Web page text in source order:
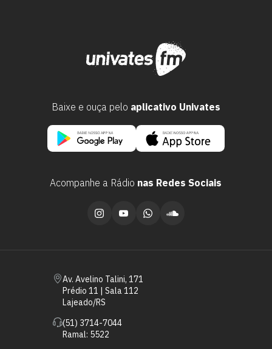
Av. Avelino Talini, 171
Prédio 11 | Sala 112
Lajeado/RS
(51) 3714-7044
Ramal: 5522
Acompanhe a Rádio nas Redes Sociais
Baixe e ouça pelo aplicativo Univates
Escolha a vaga que você
quer concorrer:
vagas a partir do 2º ano de curso